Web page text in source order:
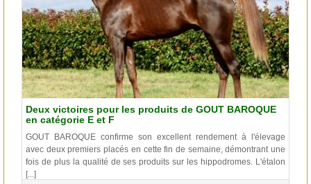
Deux victoires pour les produits de GOUT BAROQUE
en catégorie E et F
GOUT BAROQUE confirme son excellent rendement à l'élevage
avec deux premiers placés en cette fin de semaine, démontrant une
fois de plus la qualité de ses produits sur les hippodromes. L'étalon
[...]